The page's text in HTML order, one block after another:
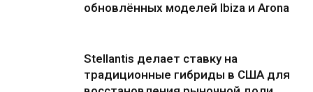
обновлённых моделей Ibiza и Arona
Stellantis делает ставку на
традиционные гибриды в США для